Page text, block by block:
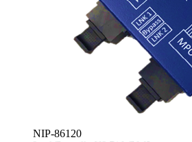
NIP-86120